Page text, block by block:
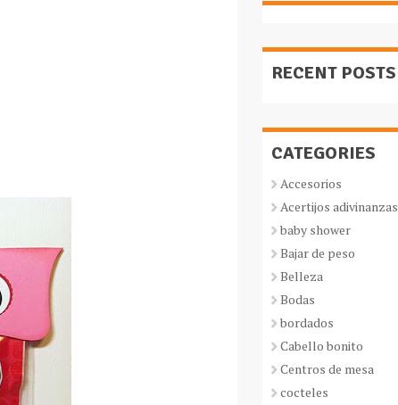
RECENT POSTS
CATEGORIES
Accesorios
Acertijos adivinanzas
baby shower
Bajar de peso
Belleza
Bodas
bordados
Cabello bonito
Centros de mesa
cocteles